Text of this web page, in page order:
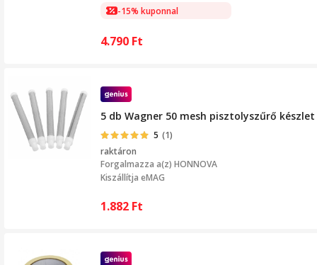
-15% kuponnal
4.790 Ft
5 db Wagner 50 mesh pisztolyszűrő készlet
5 (1)
raktáron
Forgalmazza a(z) HONNOVA
Kiszállítja eMAG
1.882 Ft